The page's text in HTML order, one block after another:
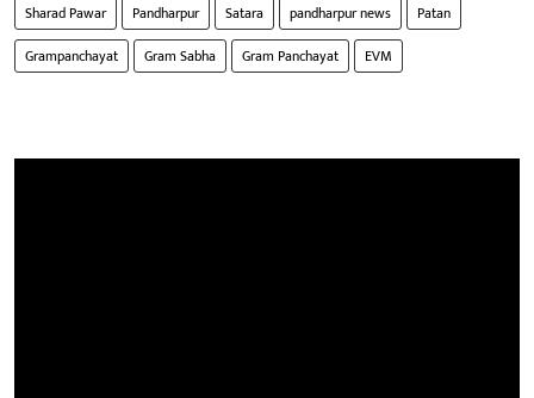
Sharad Pawar Pandharpur Satara pandharpur news
Patan
Grampanchayat
Gram Sabha Gram Panchayat EVM